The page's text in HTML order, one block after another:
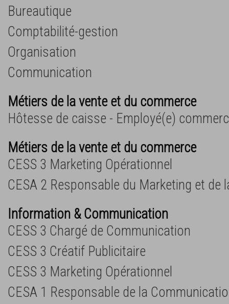
Bureautique
Comptabilité-gestion
Organisation
Communication
Métiers de la vente et du commerce
Hôtesse de caisse - Employé(e)
Métiers de la vente et du commerce
CESS 3 Marketing Opérationnel
CESA 2 Responsable du Marketing et de
Information & Communication
CESS 3 Chargé de Communication
CESS 3 Créatif Publicitaire
CESS 3 Marketing Opérationnel
CESA 1 Responsable de la